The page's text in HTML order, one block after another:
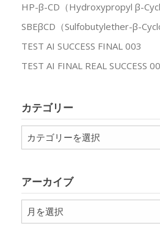
HP-β-CD（Hydroxypropyl β-
SBEβCD（Sulfobutylether-β-
TEST AI SUCCESS FINAL 003
TEST AI FINAL REAL SUCCESS
カテゴリー
テ
ー
アーカイブ
ア
ー